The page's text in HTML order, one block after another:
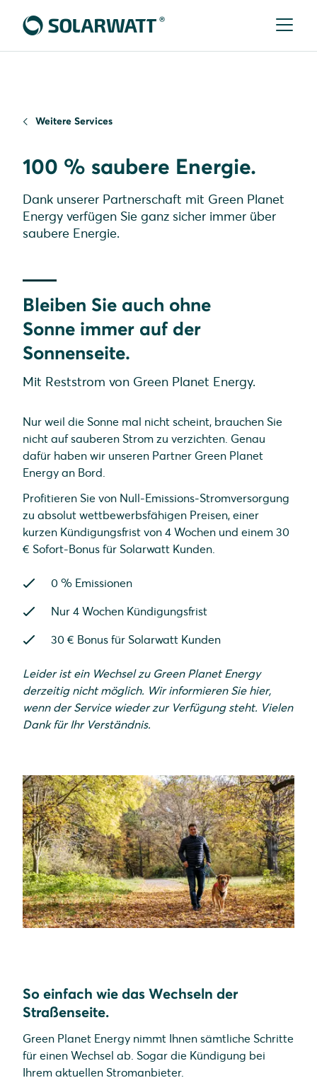
Weitere Services
100 % saubere Energie.
Dank unserer Partnerschaft mit Green Planet
Energy verfügen Sie ganz sicher immer über
saubere Energie.
Bleiben Sie auch ohne
Sonne immer auf der
Sonnenseite.
Mit Reststrom von Green Planet Energy.
Nur weil die Sonne mal nicht scheint, brauchen Sie
nicht auf sauberen Strom zu verzichten. Genau
dafür haben wir unseren Partner Green Planet
Energy an Bord.
Profitieren Sie von Null-Emissions-Stromversorgung
zu absolut wettbewerbsfähigen Preisen, einer
kurzen Kündigungsfrist von 4 Wochen und einem 30
€ Sofort-Bonus für Solarwatt Kunden.
0 % Emissionen
Nur 4 Wochen Kündigungsfrist
30 € Bonus für Solarwatt Kunden
Leider ist ein Wechsel zu Green Planet Energy
derzeitig nicht möglich. Wir informieren Sie hier,
wenn der Service wieder zur Verfügung steht. Vielen
Dank für Ihr Verständnis.
So einfach wie das Wechseln der
Straßenseite.
Green Planet Energy nimmt Ihnen sämtliche Schritte
für einen Wechsel ab. Sogar die Kündigung bei
Ihrem aktuellen Stromanbieter.